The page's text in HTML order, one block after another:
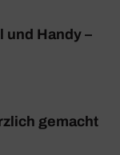
und Handy –
gemacht